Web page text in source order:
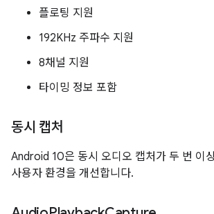
플로팅 지원
192KHz 주파수 지원
8채널 지원
타이밍 정보 포함
동시 캡처
Android 10은 동시 오디오 캡처가 두 번 이
사용자 환경을 개선합니다.